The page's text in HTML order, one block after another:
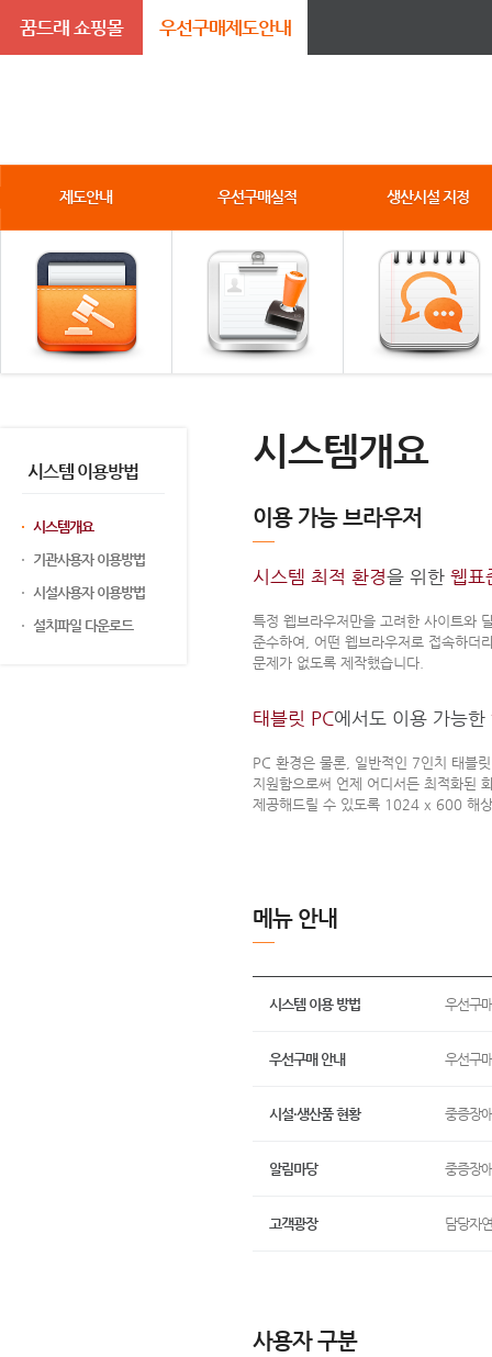
꿈드래 쇼핑몰 우선구매제도안내
제도안내 우선구매실적 생산시설 지정
시스템 이용방법
시스템개요
기관사용자 이용방법
시설사용자 이용방법
설치파일 다운로드
시스템개요
이용 가능 브라우저
시스템 최적 환경을 위한 웹표
특정 웹브라우저만을 고려한 사이트와
준수하여, 어떤 웹브라우저로 접속하더
문제가 없도록 제작했습니다.
태블릿 PC에서도 이용 가능한
PC 환경은 물론, 일반적인 7인치 태블
지원함으로써 언제 어디서든 최적화된
제공해드릴 수 있도록 1024 x 600 해
메뉴 안내
시스템 이용 방법 우선구
우선구매 안내 우선구
시설·생산품 현황 중증장
알림마당 중증장
고객광장 담당자
사용자 구분